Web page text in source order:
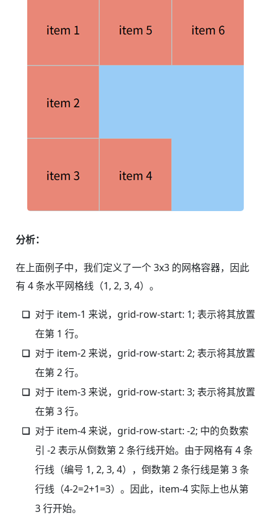
分析：
在上面例子中，我们定义了一个 3x3 的网格容器，因此
有 4 条水平网格线（1, 2, 3, 4）。
对于 item-1 来说，grid-row-start: 1; 表示将其放置
在第 1 行。
对于 item-2 来说，grid-row-start: 2; 表示将其放置
在第 2 行。
对于 item-3 来说，grid-row-start: 3; 表示将其放置
在第 3 行。
对于 item-4 来说，grid-row-start: -2; 中的负数索
引 -2 表示从倒数第 2 条行线开始。由于网格有 4 条
行线（编号 1, 2, 3, 4），倒数第 2 条行线是第 3 条
行线（4-2=2+1=3）。因此，item-4 实际上也从第
3 行开始。